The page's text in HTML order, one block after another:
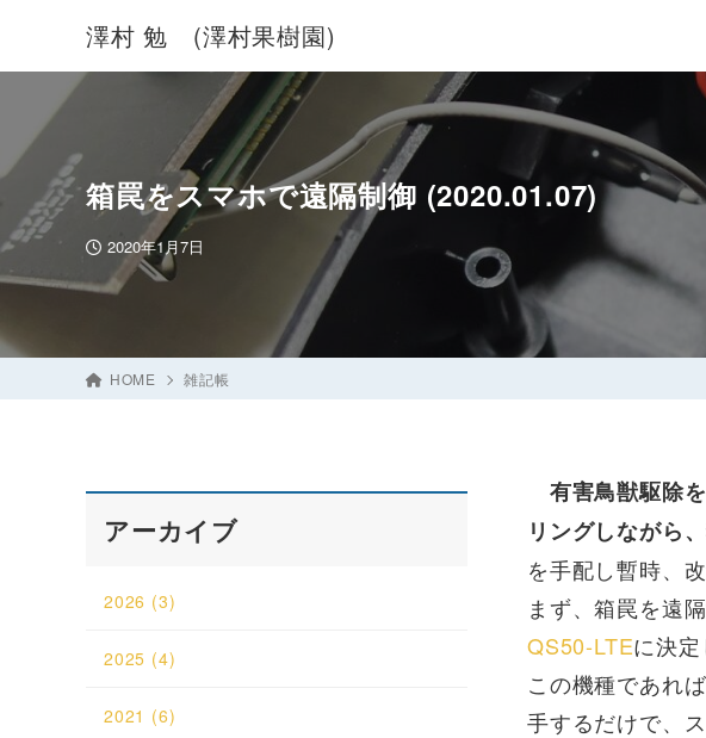
澤村 勉 (澤村果樹園)
箱罠をスマホで遠隔制御 (2020.01.07)
2020年1月7日
HOME 雑記帳
有害鳥獣駆除
リングしながら
を手配し暫時、
まず、箱罠を遠
QS50-LTEに決定
この機種であれ
手するだけで、
アーカイブ
2026 (3)
2025 (4)
2021 (6)